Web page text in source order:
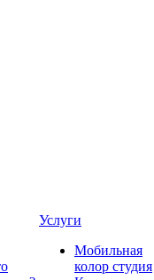
Услуги
Мобильная
колор студия